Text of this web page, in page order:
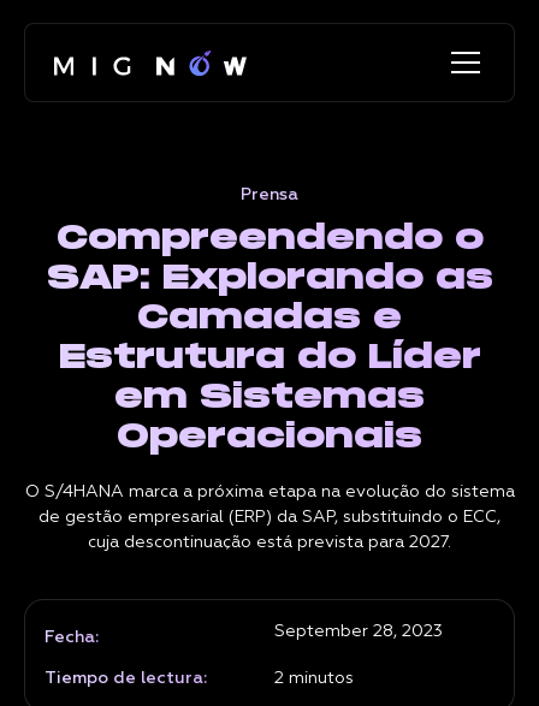
Prensa
Compreendendo o
SAP: Explorando as
Camadas e
Estrutura do Líder
em Sistemas
Operacionais
O S/4HANA marca a próxima etapa na evolução do sistema
de gestão empresarial (ERP) da SAP, substituindo o ECC,
cuja descontinuação está prevista para 2027.
Fecha: September 28, 2023
Tiempo de lectura: 2 minutos